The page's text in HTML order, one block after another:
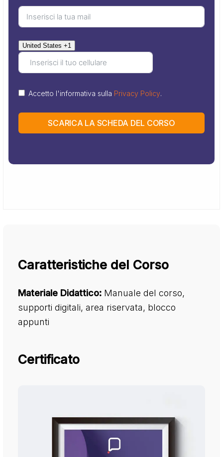
United States +1
Accetto l'informativa sulla Privacy Policy.
SCARICA LA SCHEDA DEL CORSO
Caratteristiche del Corso
Materiale Didattico: Manuale del corso,
supporti digitali, area riservata, blocco
appunti
Certificato